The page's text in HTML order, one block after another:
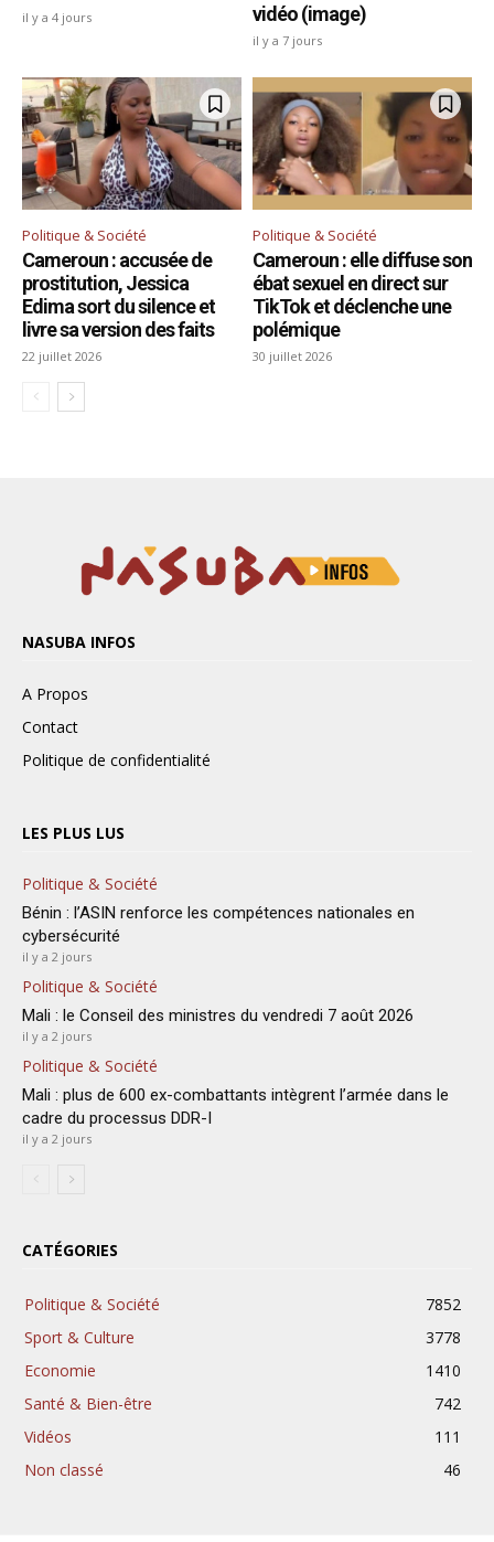
NASUBA INFOS
A Propos
Contact
Politique de confidentialité
LES PLUS LUS
Politique & Société
Bénin : l’ASIN renforce les compétences nationales en
cybersécurité
il y a 2 jours
Politique & Société
Mali : le Conseil des ministres du vendredi 7 août 2026
il y a 2 jours
Politique & Société
Mali : plus de 600 ex-combattants intègrent l’armée dans le
cadre du processus DDR-I
il y a 2 jours
CATÉGORIES
Politique & Société
7852
Sport & Culture
3778
Economie
1410
Santé & Bien-être
742
Vidéos
111
Non classé
46